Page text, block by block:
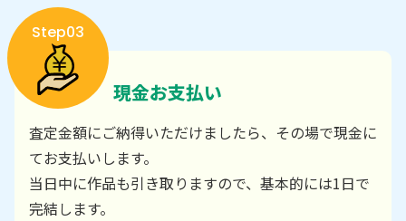
Step03
現金お支払い
査定金額にご納得いただけましたら、その場で現金に
てお支払いします。
当日中に作品も引き取りますので、基本的には1日で
完結します。